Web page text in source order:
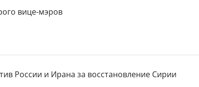
вице-мэров
России и Ирана за восстановление Сирии